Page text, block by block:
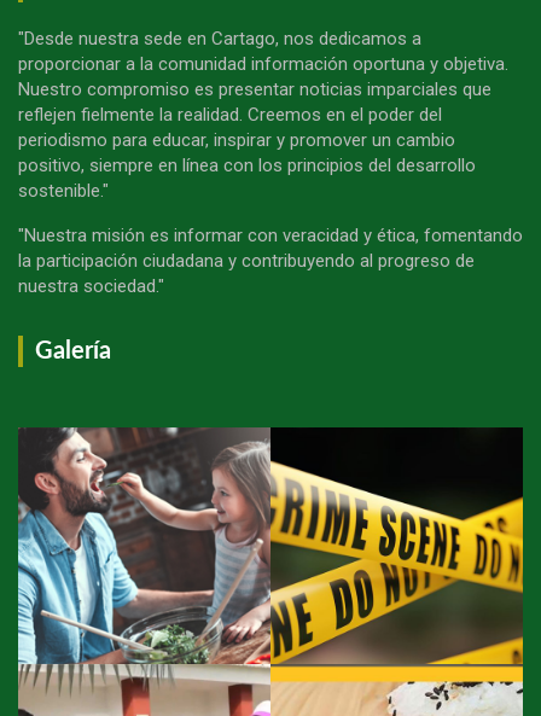
"Desde nuestra sede en Cartago, nos dedicamos a
proporcionar a la comunidad información oportuna y objetiva.
Nuestro compromiso es presentar noticias imparciales que
reflejen fielmente la realidad. Creemos en el poder del
periodismo para educar, inspirar y promover un cambio
positivo, siempre en línea con los principios del desarrollo
sostenible."
"Nuestra misión es informar con veracidad y ética, fomentando
la participación ciudadana y contribuyendo al progreso de
nuestra sociedad."
Galería